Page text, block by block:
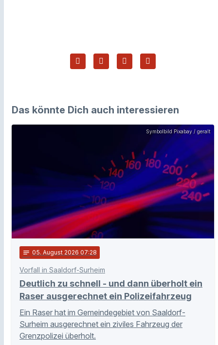
Das könnte Dich auch interessieren
Symbolbild Pixabay / geralt
notes 05. August 2026 07:28
Vorfall in Saaldorf-Surheim
Deutlich zu schnell - und dann überholt ein
Raser ausgerechnet ein Polizeifahrzeug
Ein Raser hat im Gemeindegebiet von Saaldorf-
Surheim ausgerechnet ein ziviles Fahrzeug der
Grenzpolizei überholt.